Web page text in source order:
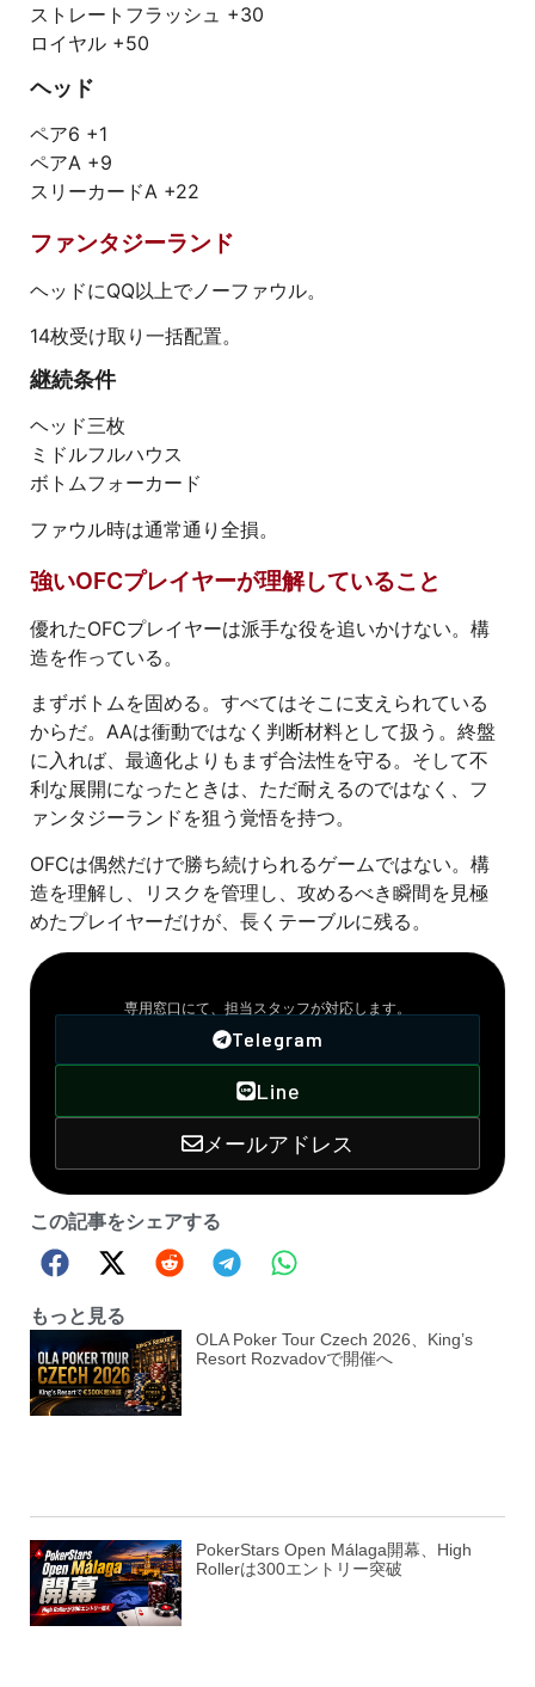
ストレートフラッシュ +30
ロイヤル +50
ヘッド
ペア6 +1
ペアA +9
スリーカードA +22
ファンタジーランド
ヘッドにQQ以上でノーファウル。
14枚受け取り一括配置。
継続条件
ヘッド三枚
ミドルフルハウス
ボトムフォーカード
ファウル時は通常通り全損。
強いOFCプレイヤーが理解していること
優れたOFCプレイヤーは派手な役を追いかけない。構
造を作っている。
まずボトムを固める。すべてはそこに支えられている
からだ。AAは衝動ではなく判断材料として扱う。終盤
に入れば、最適化よりもまず合法性を守る。そして不
利な展開になったときは、ただ耐えるのではなく、フ
ァンタジーランドを狙う覚悟を持つ。
OFCは偶然だけで勝ち続けられるゲームではない。構
造を理解し、リスクを管理し、攻めるべき瞬間を見極
めたプレイヤーだけが、長くテーブルに残る。
専用窓口にて、担当スタッフが対応します。
Telegram
Line
メールアドレス
この記事をシェアする
もっと見る
OLA Poker Tour Czech 2026、King’s
Resort Rozvadovで開催へ
PokerStars Open Málaga開幕、High
Rollerは300エントリー突破